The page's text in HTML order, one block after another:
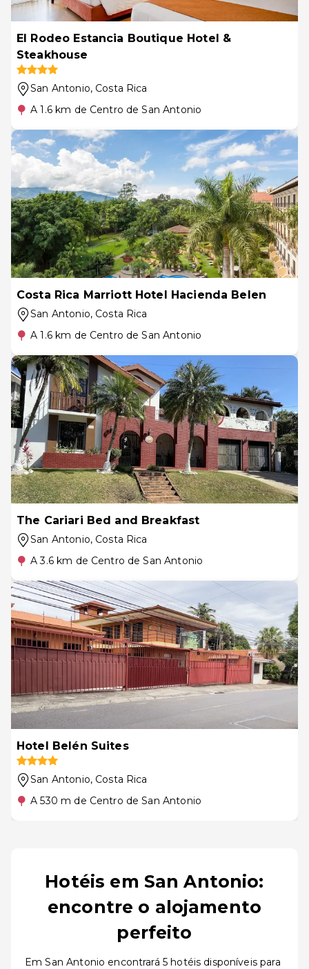
El Rodeo Estancia Boutique Hotel &
Steakhouse
San Antonio, Costa Rica
A 1.6 km de Centro de San Antonio
Costa Rica Marriott Hotel Hacienda Belen
San Antonio, Costa Rica
A 1.6 km de Centro de San Antonio
The Cariari Bed and Breakfast
San Antonio, Costa Rica
A 3.6 km de Centro de San Antonio
Hotel Belén Suites
San Antonio, Costa Rica
A 530 m de Centro de San Antonio
Hotéis em San Antonio:
encontre o alojamento
perfeito
Em San Antonio encontrará 5 hotéis disponíveis para